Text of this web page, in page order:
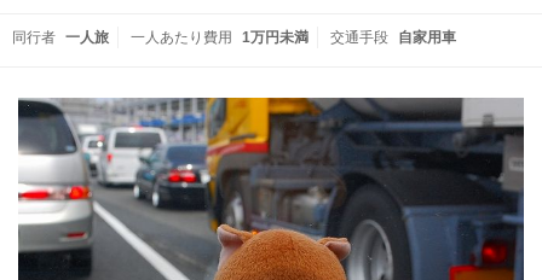
同行者 一人旅 一人あたり費用 1万円未満 交通手段 自家用車